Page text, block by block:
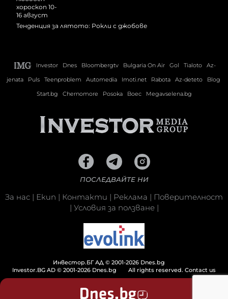
Тенденция за лятото: Рокли с джобове
Investor Dnes Bloombergtv Bulgaria On Air Gol Tialoto
Az-
jenata
Puls Teenproblem Automedia Imoti.net Rabota Az-deteto
Blog
Start.bg
Chernomore Posoka Boec Megavselena.bg
ПОСЛЕДВАЙТЕ НИ
За нас | Екип | Контакти | Реклама | Поверителност
| Условия за ползване|
Инвестор.БГ АД © 2001-2026 Dnes.bg
Investor.BG AD © 2001-2026 Dnes.bg
All rights reserved. Contact us